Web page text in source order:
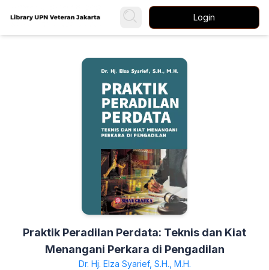
Login
Praktik Peradilan Perdata: Teknis dan Kiat
Menangani Perkara di Pengadilan
Dr. Hj. Elza Syarief, S.H., M.H.